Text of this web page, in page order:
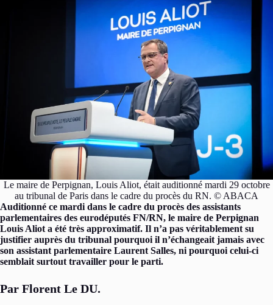
Le maire de Perpignan, Louis Aliot, était auditionné mardi 29 octobre
au tribunal de Paris dans le cadre du procès du RN. © ABACA
Auditionné ce mardi dans le cadre du procès des assistants
parlementaires des eurodéputés FN/RN, le maire de Perpignan
Louis Aliot a été très approximatif. Il n’a pas véritablement su
justifier auprès du tribunal pourquoi il n’échangeait jamais avec
son assistant parlementaire Laurent Salles, ni pourquoi celui-ci
semblait surtout travailler pour le parti.
Par Florent Le DU.